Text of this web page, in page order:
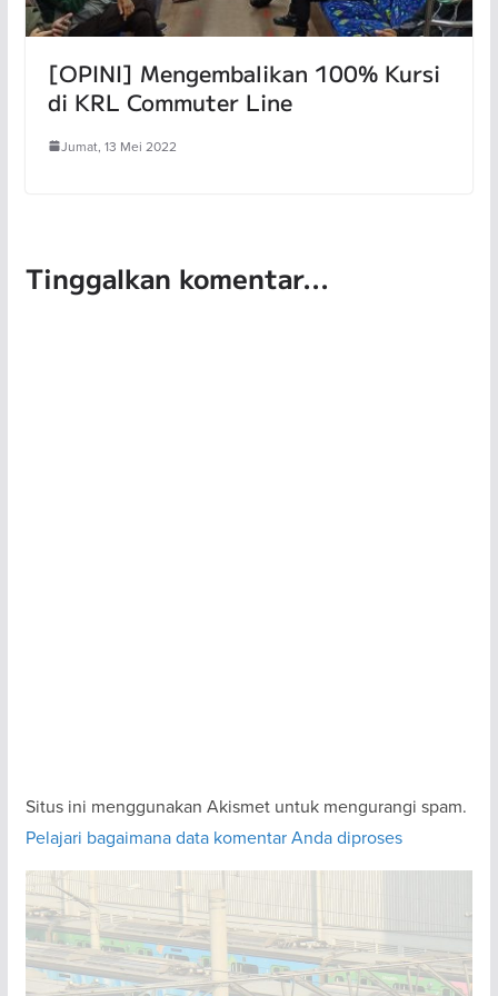
[OPINI] Mengembalikan 100% Kursi
di KRL Commuter Line
Jumat, 13 Mei 2022
Tinggalkan komentar...
Situs ini menggunakan Akismet untuk mengurangi spam.
Pelajari bagaimana data komentar Anda diproses